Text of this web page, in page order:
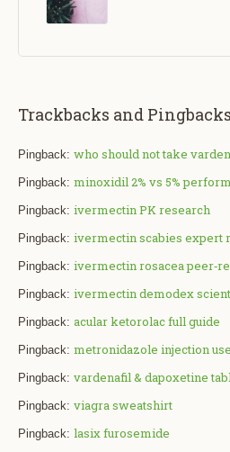
Trackbacks and Pingbacks
Pingback: who should not take
Pingback: minoxidil 2% vs 5%
Pingback: ivermectin PK research
Pingback: ivermectin scabies expert
Pingback: ivermectin rosacea
Pingback: ivermectin demodex
Pingback: acular ketorolac full guide
Pingback: metronidazole injection
Pingback: vardenafil & dapoxetine
Pingback: viagra sweatshirt
Pingback: lasix furosemide